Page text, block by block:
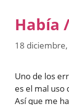
Había
18
Uno de los
es el mal uso
Así que me